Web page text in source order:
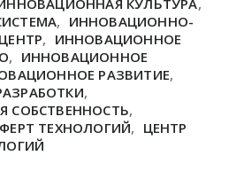
КУЛЬТУРА,
, ИННОВАЦИОННО-
, ИННОВАЦИОННОЕ
, ИННОВАЦИОННОЕ
РАЗВИТИЕ,
,
СОБСТВЕННОСТЬ,
ТЕХНОЛОГИЙ, ЦЕНТР